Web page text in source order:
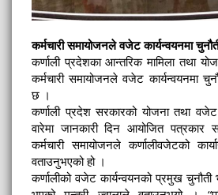
कर्मचारी समायोजनले वजेट कार्यन्वयनमा
कर्णाली प्रदेशका आन्तरिक मामिला तथा
कर्मचारी समायोजनले वजेट कार्यन्वयनमा
छ ।
कर्णाली प्रदेश सरकारको योजना तथा वजेट
वारेमा जानकारी दिन आयोजित पत्रकार
कर्मचारी समायोजनले कर्णालीवजेटको
वताउनुभएको हो ।
कर्णालीको वजेट कार्यन्वयनको प्रमुख चुनौती